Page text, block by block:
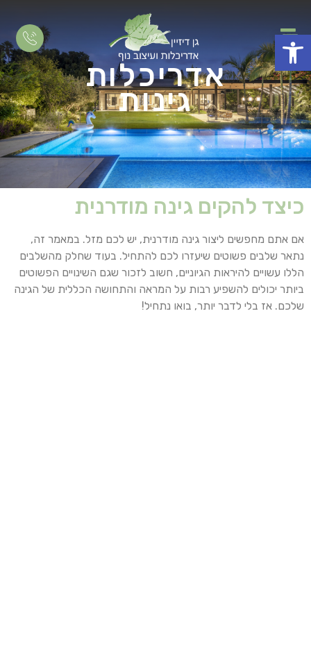
פתח סרגל נגישות
אדריכלות
גינות
כיצד להקים גינה מודרנית
אם אתם מחפשים ליצור גינה מודרנית, יש לכם מזל. במאמר זה,
נתאר שלבים פשוטים שיעזרו לכם להתחיל. בעוד שחלק מהשלבים
הללו עשויים להיראות הגיוניים, חשוב לזכור שגם השינויים הפשוטים
ביותר יכולים להשפיע רבות על המראה והתחושה הכללית של הגינה
שלכם. אז בלי לדבר יותר, בואו נתחיל!